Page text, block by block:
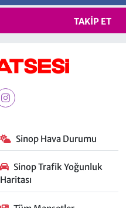
TAKIP ET
Sinop Hava Durumu
Sinop Trafik Yoğunluk
Haritası